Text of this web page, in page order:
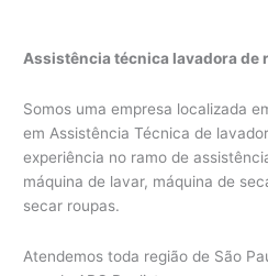
Assistência técnica lavadora de
Somos uma empresa localizada
em Assistência Técnica de
experiência no ramo de
máquina de lavar, máquina de
secar roupas.
Atendemos toda região de São